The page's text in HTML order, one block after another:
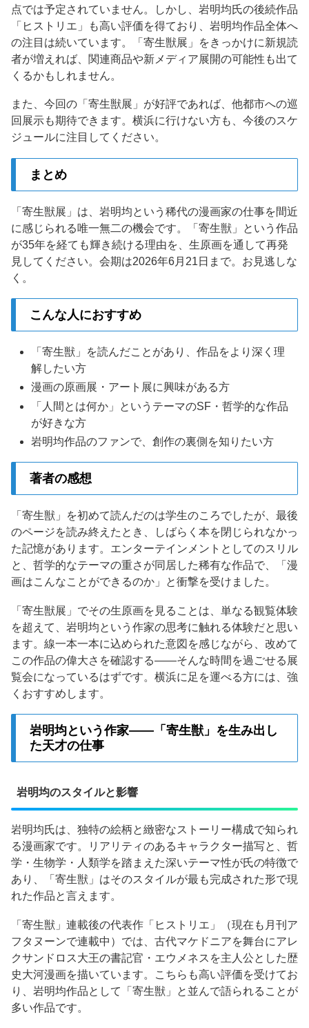
点では予定されていません。しかし、岩明均氏の後続作品
「ヒストリエ」も高い評価を得ており、岩明均作品全体へ
の注目は続いています。「寄生獣展」をきっかけに新規読
者が増えれば、関連商品や新メディア展開の可能性も出て
くるかもしれません。
また、今回の「寄生獣展」が好評であれば、他都市への巡
回展示も期待できます。横浜に行けない方も、今後のスケ
ジュールに注目してください。
まとめ
「寄生獣展」は、岩明均という稀代の漫画家の仕事を間近
に感じられる唯一無二の機会です。「寄生獣」という作品
が35年を経ても輝き続ける理由を、生原画を通して再発
見してください。会期は2026年6月21日まで。お見逃しな
く。
こんな人におすすめ
「寄生獣」を読んだことがあり、作品をより深く理
解したい方
漫画の原画展・アート展に興味がある方
「人間とは何か」というテーマのSF・哲学的な作品
が好きな方
岩明均作品のファンで、創作の裏側を知りたい方
著者の感想
「寄生獣」を初めて読んだのは学生のころでしたが、最後
のページを読み終えたとき、しばらく本を閉じられなかっ
た記憶があります。エンターテインメントとしてのスリル
と、哲学的なテーマの重さが同居した稀有な作品で、「漫
画はこんなことができるのか」と衝撃を受けました。
「寄生獣展」でその生原画を見ることは、単なる観覧体験
を超えて、岩明均という作家の思考に触れる体験だと思い
ます。線一本一本に込められた意図を感じながら、改めて
この作品の偉大さを確認する——そんな時間を過ごせる展
覧会になっているはずです。横浜に足を運べる方には、強
くおすすめします。
岩明均という作家——「寄生獣」を生み出し
た天才の仕事
岩明均のスタイルと影響
岩明均氏は、独特の絵柄と緻密なストーリー構成で知られ
る漫画家です。リアリティのあるキャラクター描写と、哲
学・生物学・人類学を踏まえた深いテーマ性が氏の特徴で
あり、「寄生獣」はそのスタイルが最も完成された形で現
れた作品と言えます。
「寄生獣」連載後の代表作「ヒストリエ」（現在も月刊ア
フタヌーンで連載中）では、古代マケドニアを舞台にアレ
クサンドロス大王の書記官・エウメネスを主人公とした歴
史大河漫画を描いています。こちらも高い評価を受けてお
り、岩明均作品として「寄生獣」と並んで語られることが
多い作品です。